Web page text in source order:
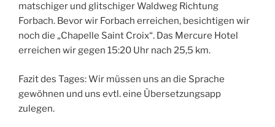
matschiger und glitschiger Waldweg Richtung
Forbach. Bevor wir Forbach erreichen, besichtigen wir
noch die „Chapelle Saint Croix“. Das Mercure Hotel
erreichen wir gegen 15:20 Uhr nach 25,5 km.
Fazit des Tages: Wir müssen uns an die Sprache
gewöhnen und uns evtl. eine Übersetzungsapp
zulegen.